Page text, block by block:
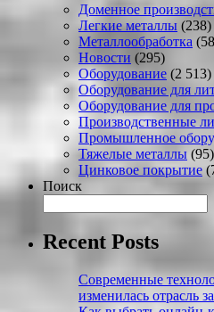
Доменное
Легкие металлы (238)
Металлообработка
Новости (295)
Оборудование (2 513)
Оборудование для
Оборудование для
Производственные
Промышленное
Тяжелые металлы (95)
Цинковое покрытие
Поиск
Recent Posts
Современные
изменилась отрасль